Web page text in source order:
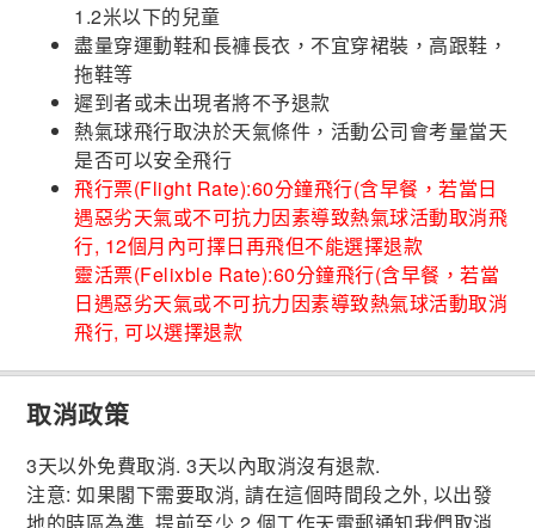
1.2米以下的兒童
盡量穿運動鞋和長褲長衣，不宜穿裙裝，高跟鞋，
拖鞋等
遲到者或未出現者將不予退款
熱氣球飛行取決於天氣條件，活動公司會考量當天
是否可以安全飛行
飛行票(Flight Rate):60分鐘飛行(含早餐，若當日
遇惡劣天氣或不可抗力因素導致熱氣球活動取消飛
行, 12個月內可擇日再飛但不能選擇退款
靈活票(Felixble Rate):60分鐘飛行(含早餐，若當
日遇惡劣天氣或不可抗力因素導致熱氣球活動取消
飛行, 可以選擇退款
取消政策
3天以外免費取消. 3天以內取消沒有退款.
注意: 如果閣下需要取消, 請在這個時間段之外, 以出發